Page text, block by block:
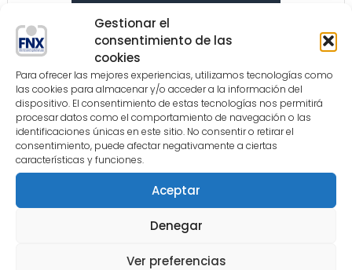
Gestionar el
consentimiento de las
cookies
Para ofrecer las mejores experiencias, utilizamos tecnologías como
las cookies para almacenar y/o acceder a la información del
dispositivo. El consentimiento de estas tecnologías nos permitirá
procesar datos como el comportamiento de navegación o las
identificaciones únicas en este sitio. No consentir o retirar el
consentimiento, puede afectar negativamente a ciertas
características y funciones.
Aceptar
Denegar
Ver preferencias